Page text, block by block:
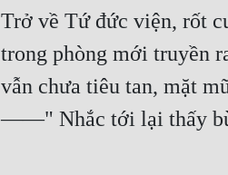
Trở về Tứ đức viện, rốt
trong phòng mới truyền
vẫn chưa tiêu tan, mặt
——" Nhắc tới lại thấy